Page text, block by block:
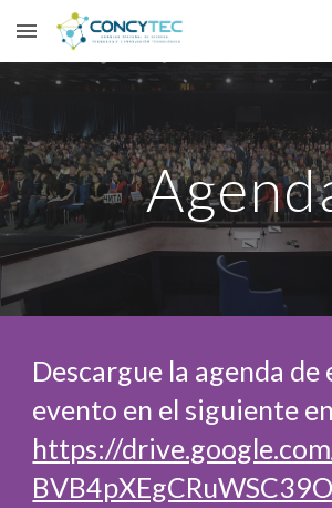
Skip to main content
Descargue la agenda de
evento en el siguiente
https://